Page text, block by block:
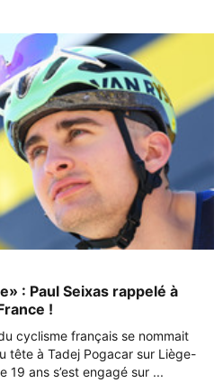
: Paul Seixas rappelé à
!
cyclisme français se nommait
tête à Tadej Pogacar sur Liège-
19 ans s’est engagé sur ...